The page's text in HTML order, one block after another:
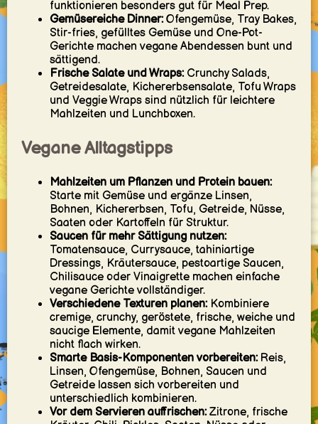
funktionieren besonders gut für Meal Prep.
Gemüsereiche Dinner:Ofengemüse, Tray Bakes,
Stir-fries, gefülltes Gemüse und One-Pot-
Gerichte machen vegane Abendessen bunt und
sättigend.
Frische Salate und Wraps:Crunchy Salads,
Getreidesalate, Kichererbsensalate, Tofu Wraps
und Veggie Wraps sind nützlich für leichtere
Mahlzeiten und Lunchboxen.
Vegane Alltagstipps
Mahlzeiten um Pflanzen und Protein bauen:
Starte mit Gemüse und ergänze Linsen,
Bohnen, Kichererbsen, Tofu, Getreide, Nüsse,
Saaten oder Kartoffeln für Struktur.
Saucen für mehr Sättigung nutzen:
Tomatensauce, Currysauce, tahiniartige
Dressings, Kräutersauce, pestoartige Saucen,
Chilisauce oder Vinaigrette machen einfache
vegane Gerichte vollständiger.
Verschiedene Texturen planen:Kombiniere
cremige, crunchy, geröstete, frische, weiche und
saucige Elemente, damit vegane Mahlzeiten
nicht flach wirken.
Smarte Basis-Komponenten vorbereiten:Reis,
Linsen, Ofengemüse, Bohnen, Saucen und
Getreide lassen sich vorbereiten und
unterschiedlich kombinieren.
Vor dem Servieren auffrischen:Zitrone, frische